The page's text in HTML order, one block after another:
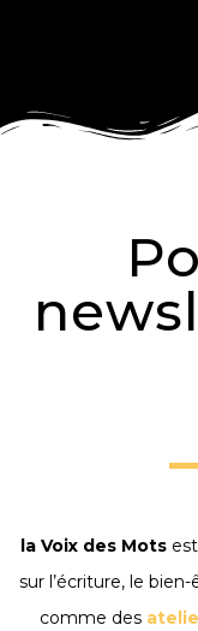
la Voix des Mots est
sur l’écriture, le
comme des